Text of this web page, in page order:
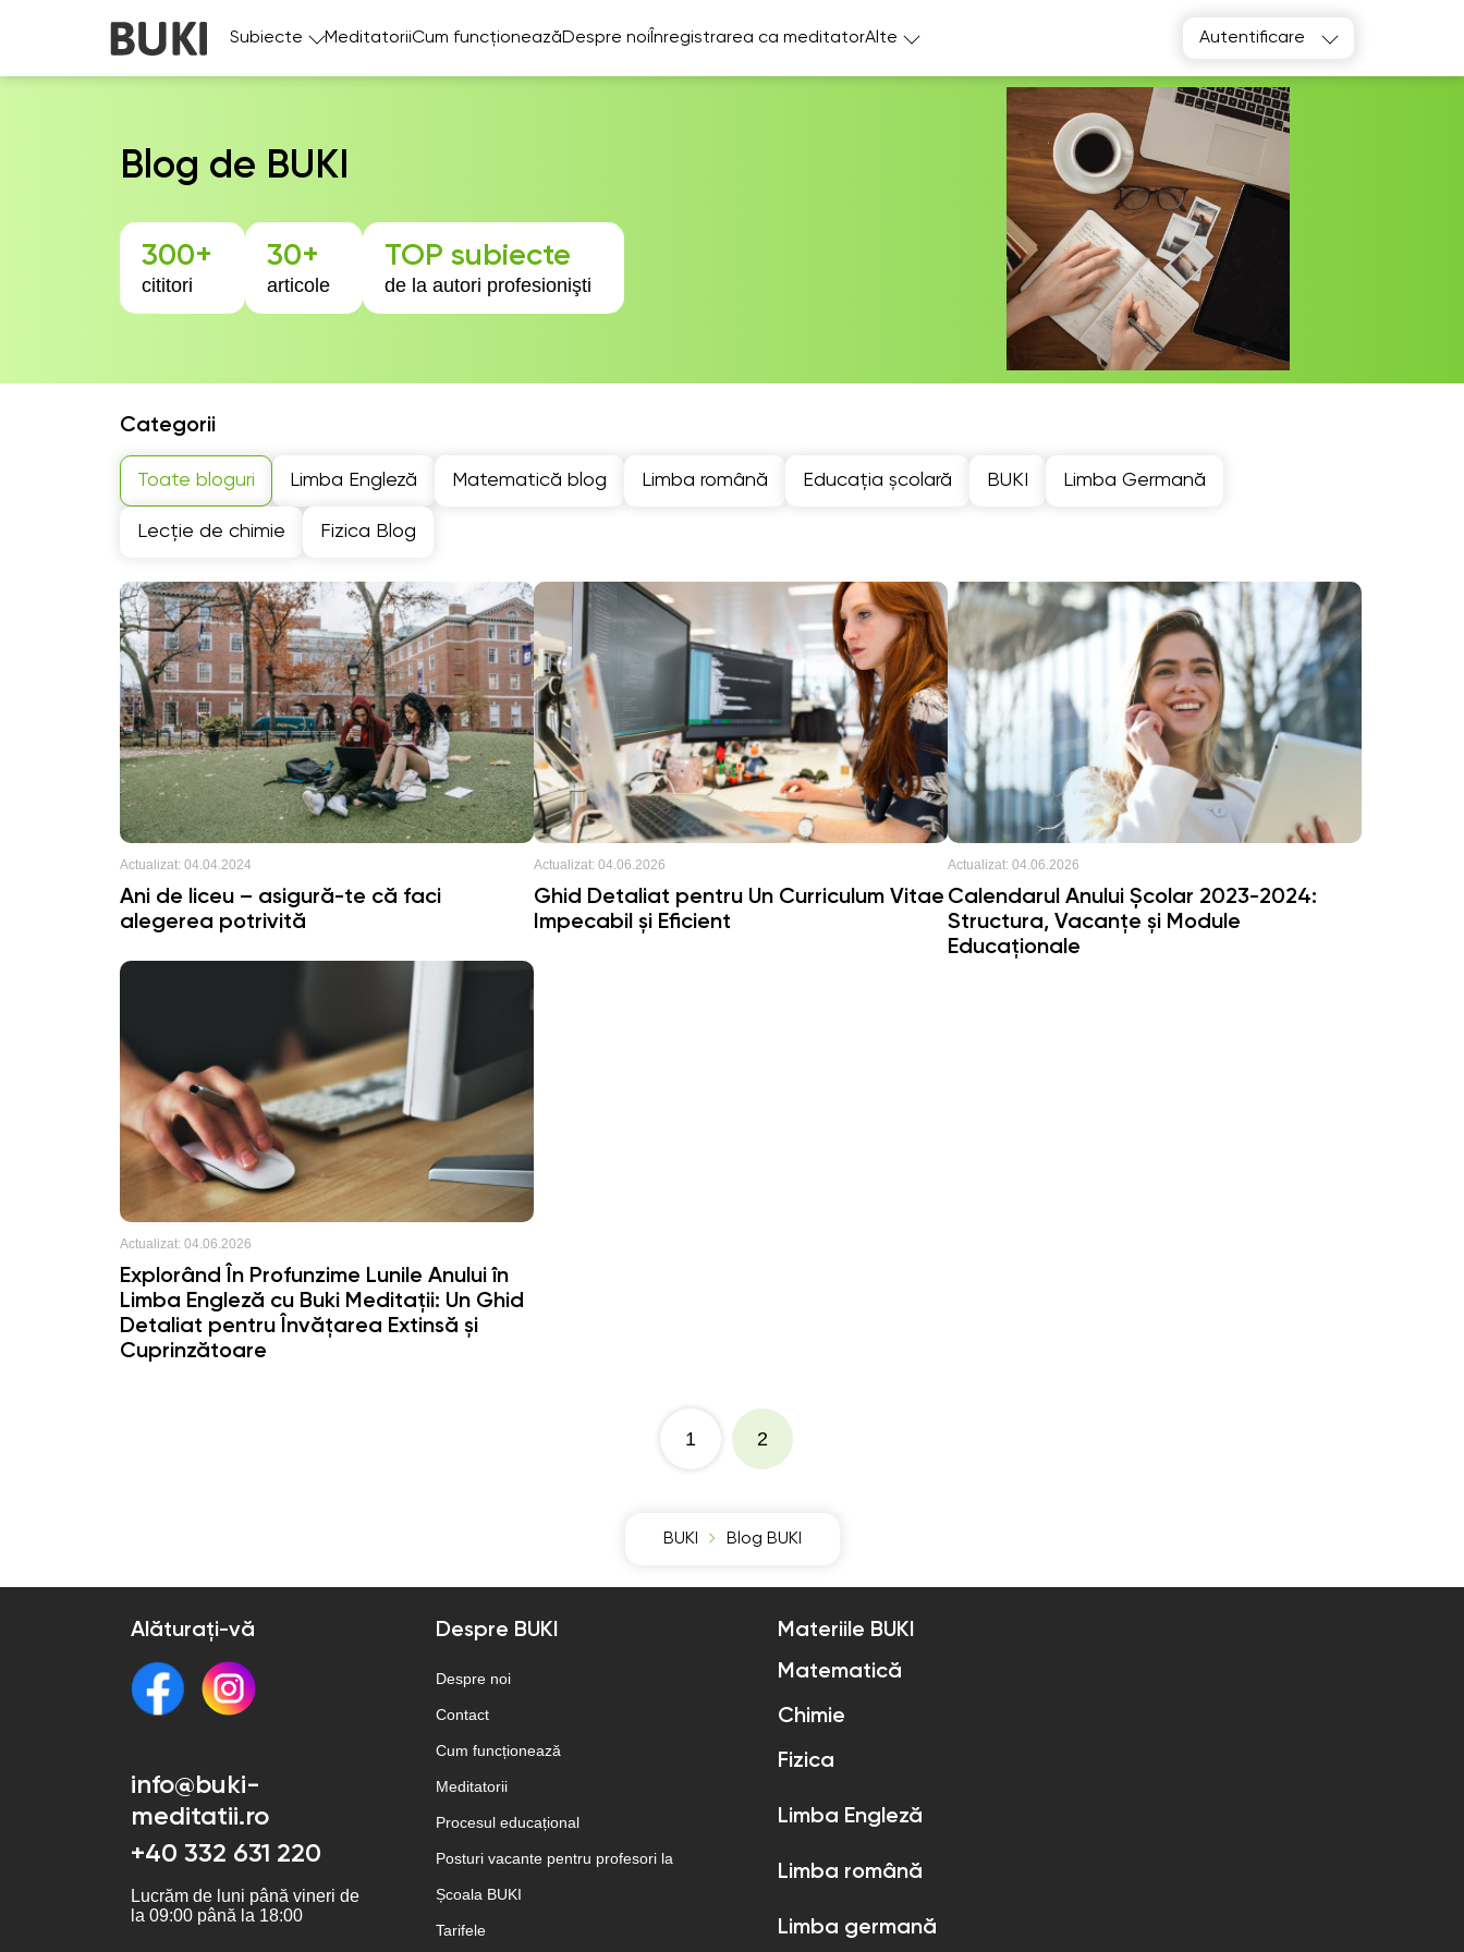
Subiecte MeditatoriiCum funcționeazăDespre noi Înregistrarea ca meditatorAlte Autentificare
Blog de BUKI
300+
cititori
30+
articole
TOP subiecte
de la autori profesionişti
Categorii
Toate bloguri Limba Engleză Matematică blog Limba română Educația școlară BUKI Limba Germană
Lecție de chimie Fizica Blog
Actualizat: 04.04.2024
Ani de liceu – asigură-te că faci
alegerea potrivită
Actualizat: 04.06.2026
Ghid Detaliat pentru Un Curriculum Vitae
Impecabil și Eficient
Actualizat: 04.06.2026
Calendarul Anului Școlar 2023-2024:
Structura, Vacanțe și Module
Educaționale
Actualizat: 04.06.2026
Explorând În Profunzime Lunile Anului în
Limba Engleză cu Buki Meditații: Un Ghid
Detaliat pentru Învățarea Extinsă și
Cuprinzătoare
1 2
BUKI Blog BUKI
Alăturați-vă
info@buki-
meditatii.ro
+40 332 631 220
Lucrăm de luni până vineri de
la 09:00 până la 18:00
Despre BUKI
Despre noi
Contact
Cum funcționează
Meditatorii
Procesul educațional
Posturi vacante pentru profesori la
Școala BUKI
Tarifele
Materiile BUKI
Matematică
Chimie
Fizica
Limba Engleză
Limba română
Limba germană